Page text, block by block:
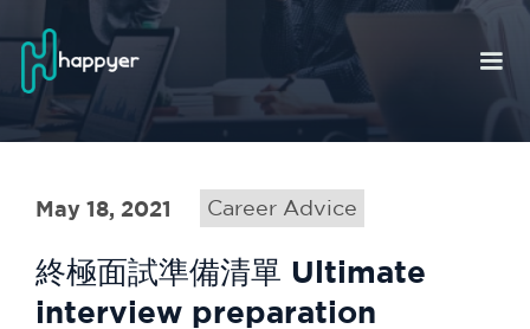
May 18, 2021 Career Advice
終極面試準備清單 Ultimate
interview preparation